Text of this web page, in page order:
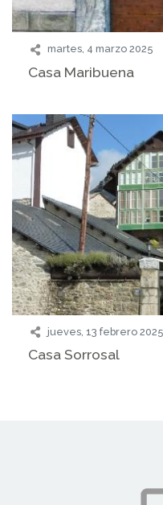
martes, 4 marzo 2025
Casa Maribuena
jueves, 13 febrero 2025
Casa Sorrosal